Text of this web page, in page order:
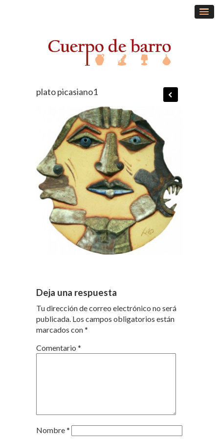
plato picasiano1
Deja una respuesta
Tu dirección de correo electrónico no será
publicada. Los campos obligatorios están
marcados con*
Comentario *
Nombre*